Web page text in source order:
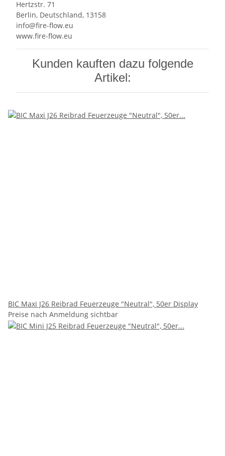
Hertzstr. 71
Berlin, Deutschland, 13158
info@fire-flow.eu
www.fire-flow.eu
Kunden kauften dazu folgende
Artikel:
BIC Maxi J26 Reibrad Feuerzeuge "Neutral", 50er Display
Preise nach Anmeldung sichtbar